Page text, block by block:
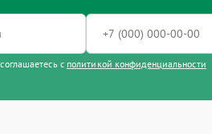
с политикой конфиденциальности